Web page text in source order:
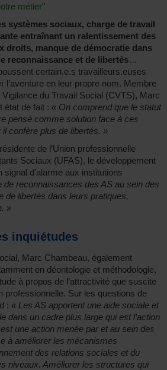
métier"
systèmes sociaux, charge de travail
entraînant un ralentissement des
droits, manque de démocratie dans
reconnaissance et de libertés…
certain.e.s travailleurs.euses
l’aventure en leur propre nom. Membre
du Travail Social (CVTS), Marc
état de fait : « On comprend que le statut
pensé comme solution face à ces
confère plus de libertés. »
de l’Union professionnelle
Sociaux (UFAS), le développement
d’alarme aux institutions
de reconnaissances des AS au sein des
de libertés dans leurs pratiques,
»
inquiétudes
Marc Chambeau, également
en déontologie et méthodologie,
à propos de l’attractivité que suscite
professionnelle. Sur les questions de
: « Les AS apportent une aide sociale et
dans un cadre plus large qui est l’action
une action menée par et au sein des
à améliorer les mécanismes
des relations sociales et du
niveaux. Améliorer les structures qui